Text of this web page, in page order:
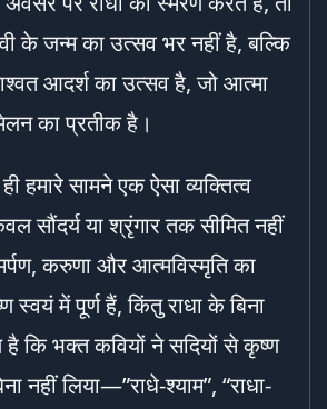
के जन्म का उत्सव भर नहीं है, बल्कि
आदर्श का उत्सव है, जो आत्मा
का प्रतीक है।
हमारे सामने एक ऐसा व्यक्तित्व
सौंदर्य या श्रृंगार तक सीमित नहीं
करुणा और आत्मविस्मृति का
में पूर्ण हैं, किंतु राधा के बिना
कि भक्त कवियों ने सदियों से कृष्ण
नहीं लिया—”राधे-श्याम”, “राधा-